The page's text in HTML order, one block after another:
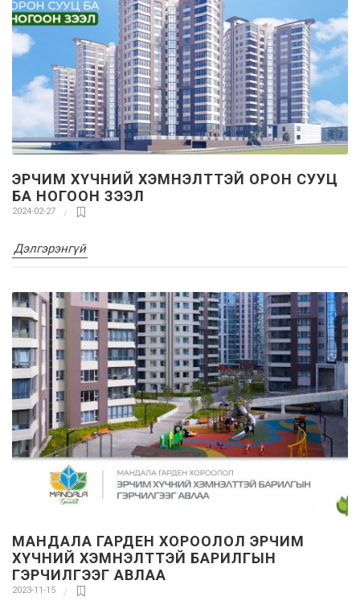
ЭРЧИМ ХҮЧНИЙ ХЭМНЭЛТТЭЙ ОРОН СУУЦ
БА НОГООН ЗЭЭЛ
2024-02-27
Дэлгэрэнгүй
МАНДАЛА ГАРДЕН ХОРООЛОЛ ЭРЧИМ
ХҮЧНИЙ ХЭМНЭЛТТЭЙ БАРИЛГЫН
ГЭРЧИЛГЭЭГ АВЛАА
2023-11-15